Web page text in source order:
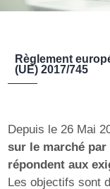
Règlement
(UE) 2017/745
Depuis le 26 Mai
sur le marché par
répondent aux
Les objectifs sont